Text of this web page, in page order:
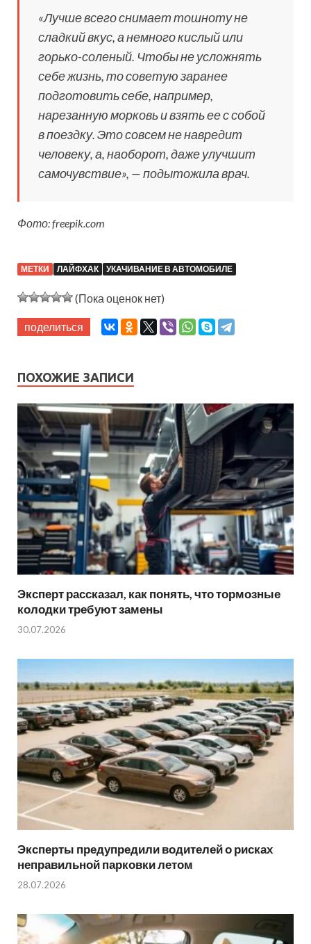
«Лучше всего снимает тошноту не
сладкий вкус, а немного кислый или
горько-соленый. Чтобы не усложнять
себе жизнь, то советую заранее
подготовить себе, например,
нарезанную морковь и взять ее с собой
в поездку. Это совсем не навредит
человеку, а, наоборот, даже улучшит
самочувствие», — подытожила врач.
Фото: freepik.com
МЕТКИ ЛАЙФХАК УКАЧИВАНИЕ В АВТОМОБИЛЕ
(Пока оценок нет)
поделиться
ПОХОЖИЕ ЗАПИСИ
Эксперт рассказал, как понять, что тормозные
колодки требуют замены
30.07.2026
Эксперты предупредили водителей о рисках
неправильной парковки летом
28.07.2026